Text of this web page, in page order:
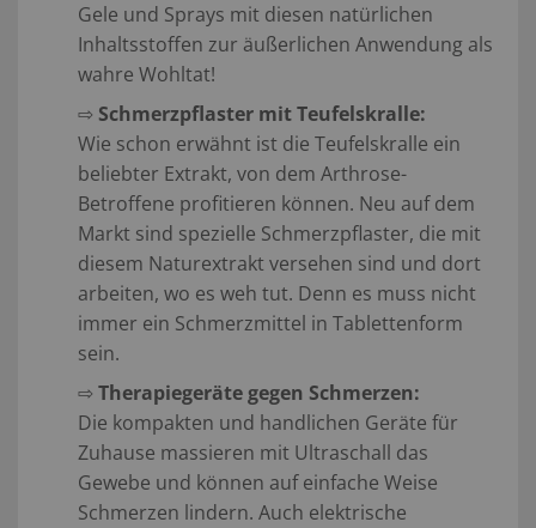
Gele und Sprays mit diesen natürlichen
Inhaltsstoffen zur äußerlichen Anwendung als
wahre Wohltat!
⇨ Schmerzpflaster mit Teufelskralle:
Wie schon erwähnt ist die Teufelskralle ein
beliebter Extrakt, von dem Arthrose-
Betroffene profitieren können. Neu auf dem
Markt sind spezielle Schmerzpflaster, die mit
diesem Naturextrakt versehen sind und dort
arbeiten, wo es weh tut. Denn es muss nicht
immer ein Schmerzmittel in Tablettenform
sein.
⇨ Therapiegeräte gegen Schmerzen:
Die kompakten und handlichen Geräte für
Zuhause massieren mit Ultraschall das
Gewebe und können auf einfache Weise
Schmerzen lindern. Auch elektrische